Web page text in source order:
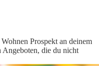
Prospekt an deinem
Angeboten, die du nicht